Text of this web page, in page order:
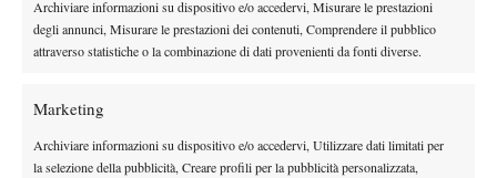
Archiviare informazioni su dispositivo e/o accedervi, Misurare le prestazioni
degli annunci, Misurare le prestazioni dei contenuti, Comprendere il pubblico
attraverso statistiche o la combinazione di dati provenienti da fonti diverse.
Marketing
Archiviare informazioni su dispositivo e/o accedervi, Utilizzare dati limitati per
la selezione della pubblicità, Creare profili per la pubblicità personalizzata,
può che concludersi lì, da lui, con una buona gricia che sa di
casa. Ma mi accorgo di non essere l’unico: ci sono anche